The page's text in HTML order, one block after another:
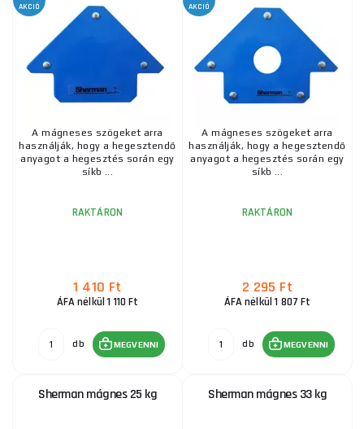
AKCIÓ
A mágneses szögeket arra
használják, hogy a hegesztendő
anyagot a hegesztés során egy
síkb ...
RAKTÁRON
1 410 Ft
ÁFA nélkül 1 110 Ft
db MEGVENNI
AKCIÓ
A mágneses szögeket arra
használják, hogy a hegesztendő
anyagot a hegesztés során egy
síkb ...
RAKTÁRON
2 295 Ft
ÁFA nélkül 1 807 Ft
db MEGVENNI
Sherman mágnes 25 kg Sherman mágnes 33 kg